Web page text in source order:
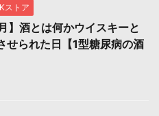
ストア
】酒とは何かウイスキーと
せられた日【1型糖尿病の酒